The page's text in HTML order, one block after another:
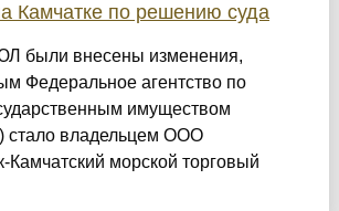
Камчатке по решению суда
были внесены изменения,
Федеральное агентство по
имуществом
стало владельцем ООО
Камчатский морской торговый